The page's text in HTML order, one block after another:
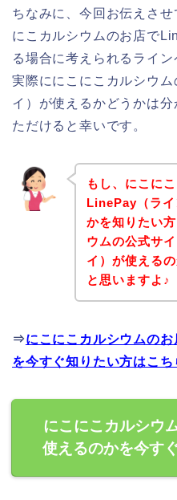
ちなみに、今回お伝えさ
にこカルシウムのお店で
る場合に考えられるライン
実際ににこにこカルシウ
イ）が使えるかどうかは
ただけると幸いです。
もし、にこに
LinePay（ラ
かを知りたい
ウムの公式サ
イ）が使える
と思いますよ♪
⇒にこにこカルシウムの
を今すぐ知りたい方はこち
にこにこカルシウ
使えるのかを今す